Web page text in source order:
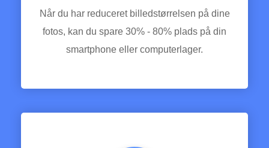
Når du har reduceret billedstørrelsen på dine
fotos, kan du spare 30% - 80% plads på din
smartphone eller computerlager.